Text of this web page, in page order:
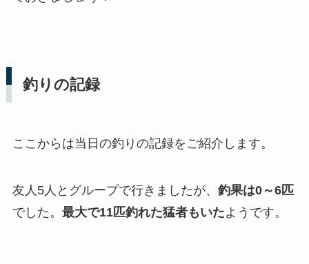
釣りの記録
ここからは当日の釣りの記録をご紹介します。
友人5人とグループで行きましたが、 釣果は0～6匹
でした。 最大で11匹釣れた猛者もいたようです。